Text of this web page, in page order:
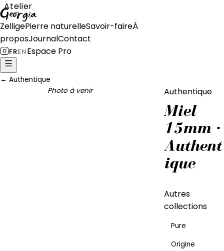
Atelier
Georgia
ZelligePierre naturelleSavoir-faireÀ
proposJournalContact
FRENEspace Pro
← Authentique
Photo à venir
Authentique
Miel
15mm ·
Authent
ique
Autres
collections
Pure
Origine